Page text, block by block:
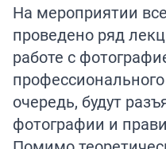
На мероприятии
проведено ряд
работе с
очередь, будут
фотографии и